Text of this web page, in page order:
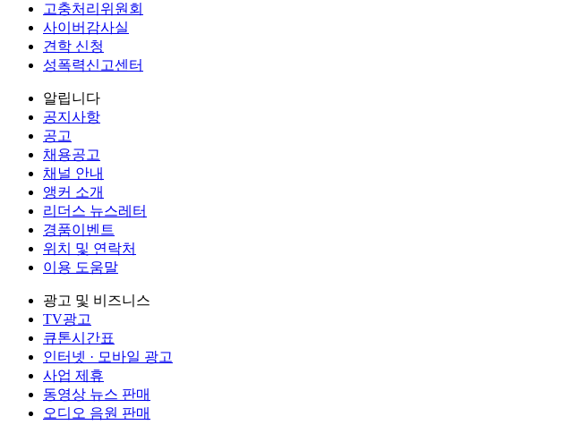
고충처리위원회
사이버감사실
견학 신청
성폭력신고센터
알립니다
공지사항
공고
채용공고
채널 안내
앵커 소개
리더스 뉴스레터
경품이벤트
위치 및 연락처
이용 도움말
광고 및 비즈니스
TV광고
큐톤시간표
인터넷 · 모바일 광고
사업 제휴
동영상 뉴스 판매
오디오 음원 판매